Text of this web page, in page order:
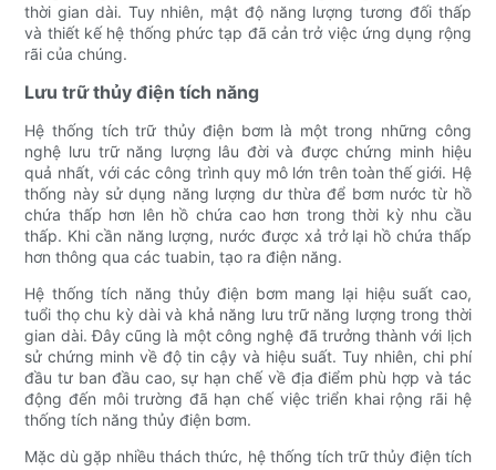
thời gian dài. Tuy nhiên, mật độ năng lượng tương đối thấp
và thiết kế hệ thống phức tạp đã cản trở việc ứng dụng rộng
rãi của chúng.
Lưu trữ thủy điện tích năng
Hệ thống tích trữ thủy điện bơm là một trong những công
nghệ lưu trữ năng lượng lâu đời và được chứng minh hiệu
quả nhất, với các công trình quy mô lớn trên toàn thế giới. Hệ
thống này sử dụng năng lượng dư thừa để bơm nước từ hồ
chứa thấp hơn lên hồ chứa cao hơn trong thời kỳ nhu cầu
thấp. Khi cần năng lượng, nước được xả trở lại hồ chứa thấp
hơn thông qua các tuabin, tạo ra điện năng.
Hệ thống tích năng thủy điện bơm mang lại hiệu suất cao,
tuổi thọ chu kỳ dài và khả năng lưu trữ năng lượng trong thời
gian dài. Đây cũng là một công nghệ đã trưởng thành với lịch
sử chứng minh về độ tin cậy và hiệu suất. Tuy nhiên, chi phí
đầu tư ban đầu cao, sự hạn chế về địa điểm phù hợp và tác
động đến môi trường đã hạn chế việc triển khai rộng rãi hệ
thống tích năng thủy điện bơm.
Mặc dù gặp nhiều thách thức, hệ thống tích trữ thủy điện tích